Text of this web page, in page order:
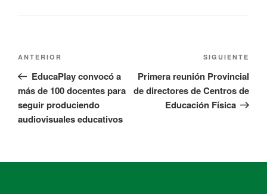
ANTERIOR
EducaPlay convocó a
más de 100 docentes para
seguir produciendo
audiovisuales educativos
SIGUIENTE
Primera reunión Provincial
de directores de Centros de
Educación Física